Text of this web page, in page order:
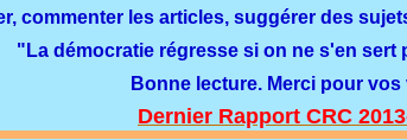
commenter les articles, suggérer des
"La démocratie régresse si on ne s'en sert
Bonne lecture. Merci pour vos
Dernier Rapport CRC